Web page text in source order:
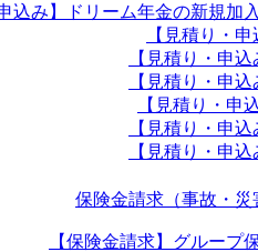
込み】ドリーム年金の新規
【見積り・
【見積り・申
【見積り・申
【見積り・申
【見積り・申
【見積り・申
保険金請求（事故・災
【保険金請求】グループ